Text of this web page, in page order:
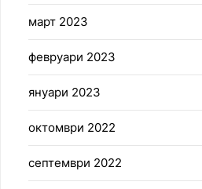
март 2023
февруари 2023
януари 2023
октомври 2022
септември 2022